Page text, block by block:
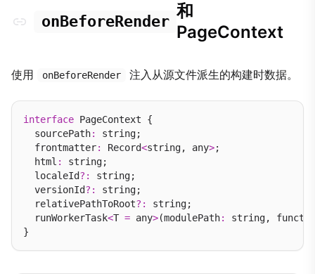
onBeforeRender
和
PageContext
使用 onBeforeRender 注入从源文件派生的构建时数据。
interface PageContext {
  sourcePath
:
string;
  frontmatter
: Record<string, any>;
  html
:
string;
  localeId
?:
string;
  versionId
?:
string;
  relativePathToRoot
?:
string;
  runWorkerTask
<T = any>(modulePath:
string,